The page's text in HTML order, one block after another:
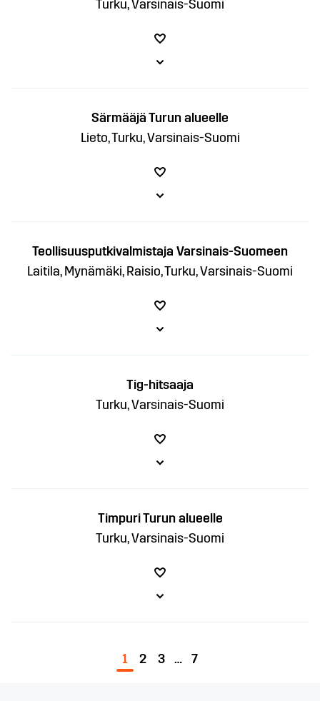
Turku, Varsinais-Suomi
Särmääjä Turun alueelle
Lieto, Turku, Varsinais-Suomi
Teollisuusputkivalmistaja Varsinais-Suomeen
Laitila, Mynämäki, Raisio, Turku, Varsinais-Suomi
Tig-hitsaaja
Turku, Varsinais-Suomi
Timpuri Turun alueelle
Turku, Varsinais-Suomi
1 2 3 … 7